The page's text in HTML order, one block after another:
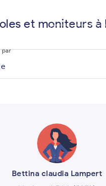
et moniteurs
par
Bettina claudia Lampert